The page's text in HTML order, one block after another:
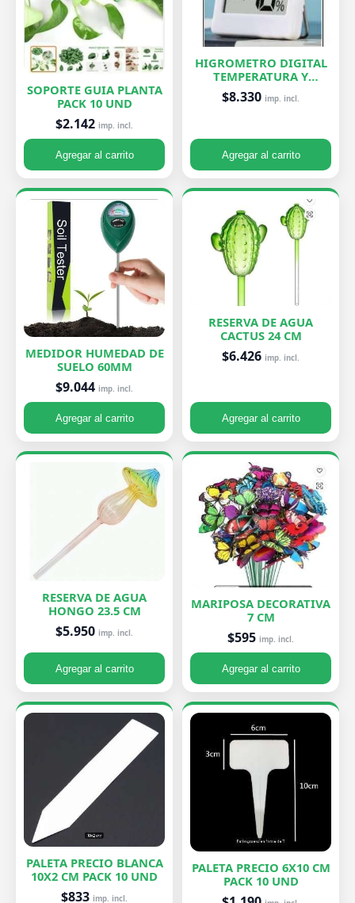
SOPORTE GUIA PLANTA
PACK 10 UND
$2.142 imp. incl.
Agregar al carrito
HIGROMETRO DIGITAL
TEMPERATURA Y
HUMEDAD
$8.330 imp. incl.
Agregar al carrito
MEDIDOR HUMEDAD DE
SUELO 60MM
$9.044 imp. incl.
Agregar al carrito
RESERVA DE AGUA
CACTUS 24 CM
$6.426 imp. incl.
Agregar al carrito
RESERVA DE AGUA
HONGO 23.5 CM
$5.950 imp. incl.
Agregar al carrito
MARIPOSA DECORATIVA
7 CM
$595 imp. incl.
Agregar al carrito
PALETA PRECIO BLANCA
10X2 CM PACK 10 UND
$833 imp. incl.
PALETA PRECIO 6X10 CM
PACK 10 UND